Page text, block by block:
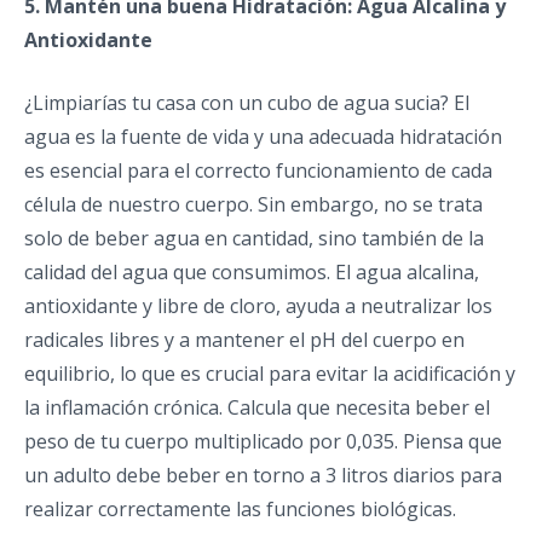
5. Mantén una buena Hidratación: Agua Alcalina y
Antioxidante
¿Limpiarías tu casa con un cubo de agua sucia? El
agua es la fuente de vida y una adecuada hidratación
es esencial para el correcto funcionamiento de cada
célula de nuestro cuerpo. Sin embargo, no se trata
solo de beber agua en cantidad, sino también de la
calidad del agua que consumimos. El agua alcalina,
antioxidante y libre de cloro, ayuda a neutralizar los
radicales libres y a mantener el pH del cuerpo en
equilibrio, lo que es crucial para evitar la acidificación y
la inflamación crónica. Calcula que necesita beber el
peso de tu cuerpo multiplicado por 0,035. Piensa que
un adulto debe beber en torno a 3 litros diarios para
realizar correctamente las funciones biológicas.